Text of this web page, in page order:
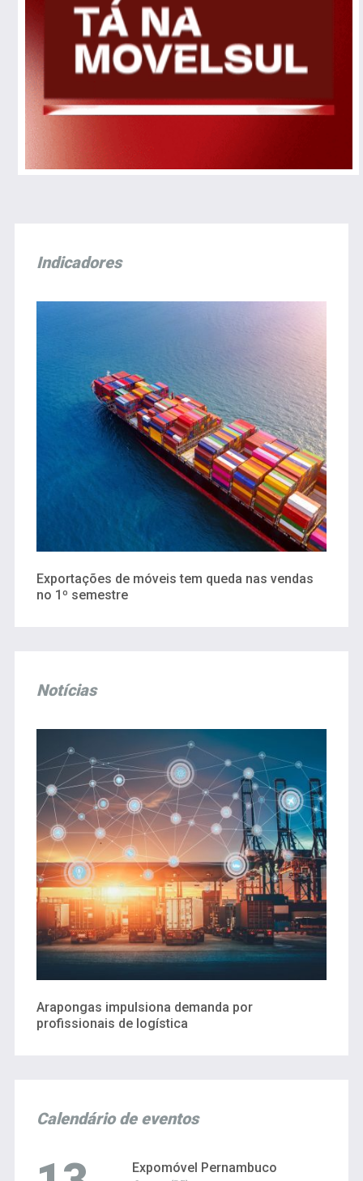
Indicadores
Exportações de móveis tem queda nas vendas
no 1º semestre
Notícias
Arapongas impulsiona demanda por
profissionais de logística
Calendário de eventos
Expomóvel Pernambuco